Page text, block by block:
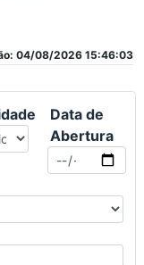
04/08/2026 15:46:03
Data de
Abertura